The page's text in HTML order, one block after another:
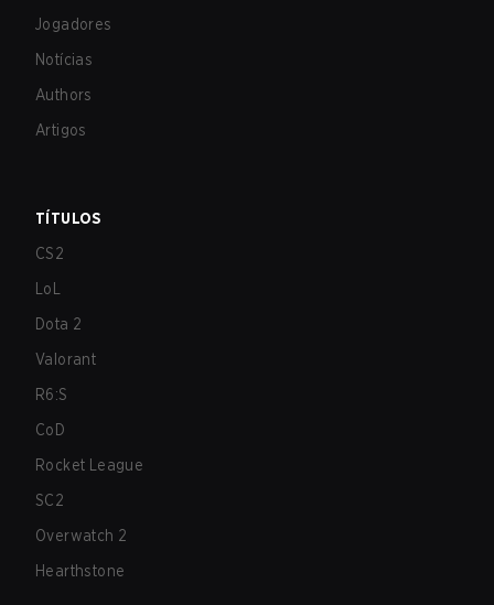
Jogadores
Notícias
Authors
Artigos
TÍTULOS
CS2
LoL
Dota 2
Valorant
R6:S
CoD
Rocket League
SC2
Overwatch 2
Hearthstone